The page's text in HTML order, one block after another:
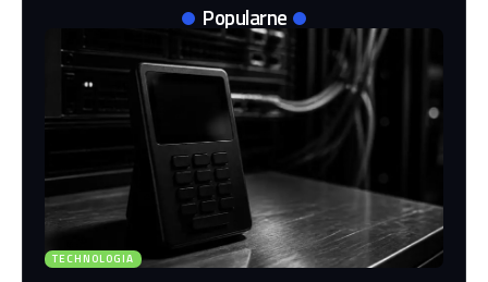
Popularne
TECHNOLOGIA